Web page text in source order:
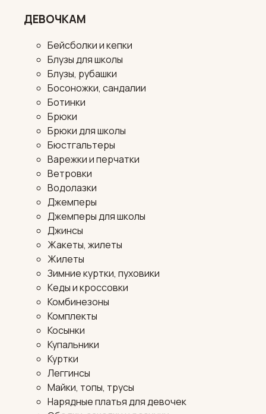
ДЕВОЧКАМ
Бейсболки и кепки
Блузы для школы
Блузы, рубашки
Босоножки, сандалии
Ботинки
Брюки
Брюки для школы
Бюстгальтеры
Варежки и перчатки
Ветровки
Водолазки
Джемперы
Джемперы для школы
Джинсы
Жакеты, жилеты
Жилеты
Зимние куртки, пуховики
Кеды и кроссовки
Комбинезоны
Комплекты
Косынки
Купальники
Куртки
Леггинсы
Майки, топы, трусы
Нарядные платья для девочек